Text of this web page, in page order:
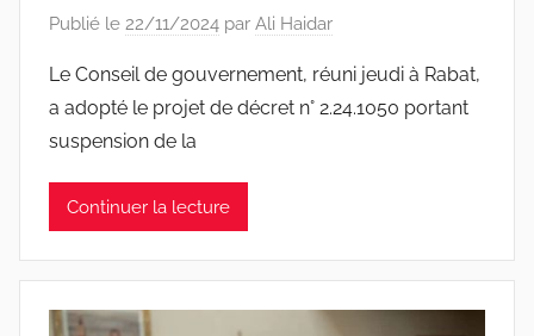
Publié le 22/11/2024 par Ali Haidar
Le Conseil de gouvernement, réuni jeudi à Rabat,
a adopté le projet de décret n° 2.24.1050 portant
suspension de la
Continuer la lecture